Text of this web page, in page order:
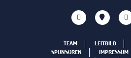
TEAM LEITBILD
SPONSOREN
IMPRESSUM